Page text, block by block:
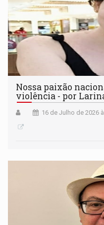
Nossa paixão
violência - por
16 de Julho de 2026